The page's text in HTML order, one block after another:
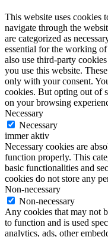
This website uses cookies
navigate through the
are categorized as
essential for the working
also use third-party
you use this website.
only with your consent.
cookies. But opting out of
on your browsing
Necessary
Necessary
immer aktiv
Necessary cookies are
function properly. This
basic functionalities and
cookies do not store any
Non-necessary
Non-necessary
Any cookies that may not
to function and is used
analytics, ads, other